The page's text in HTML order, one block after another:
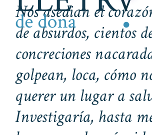
Nos asedian el
de absurdos, cientos
concreciones
golpean, loca, cómo
querer un lugar a
Investigaría, hasta